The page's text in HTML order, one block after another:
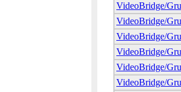
VideoBridge/
VideoBridge/
VideoBridge/
VideoBridge/
VideoBridge/
VideoBridge/